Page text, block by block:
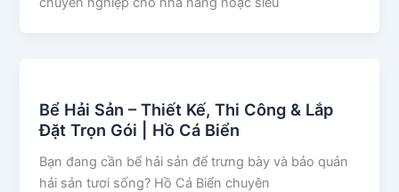
Bể Hải Sản – Thiết Kế, Thi Công & Lắp
Đặt Trọn Gói | Hồ Cá Biển
Bạn đang cần bể hải sản để trưng bày và bảo quản
hải sản tươi sống? Hồ Cá Biển chuyên